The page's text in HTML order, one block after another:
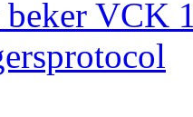
beker VCK